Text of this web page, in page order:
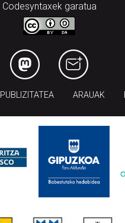
Codesyntaxek garatua
PUBLIZITATEA ARAUAK